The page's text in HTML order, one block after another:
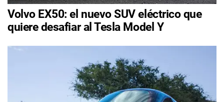
Volvo EX50: el nuevo SUV eléctrico que
quiere desafiar al Tesla Model Y